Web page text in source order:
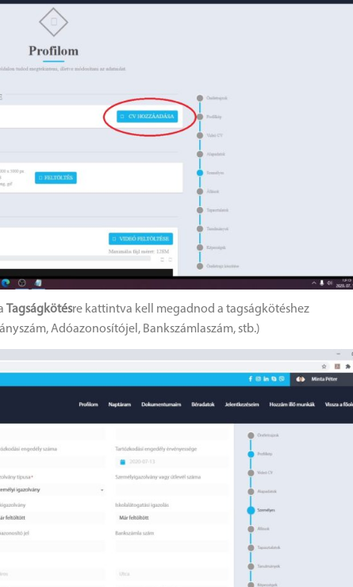
Tagságkötésre kattintva kell megadnod a tagságkötéshez
Adóazonosítójel, Bankszámlaszám, stb.)